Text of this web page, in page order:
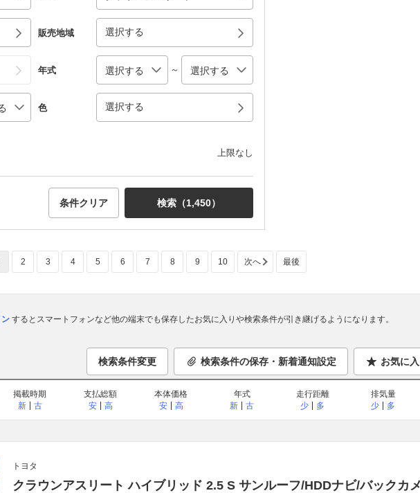
販売地域 選択する
年式 ～
色 選択する
上限なし
条件クリア 検索（1,450）
2 3 4 5 6 7 8 9 10 次へ 最後
するとスマートフォンなど他の端末でも保存したお気に入りや検索条件が引き継げるようになります。
検索条件変更 検索条件の保存・新着通知設定 お気に
掲載時期
新
古
支払総額
安
高
本体価格
安
高
年式
新
古
走行距離
少
多
排気量
少
多
トヨタ
クラウンアスリート ハイブリッド 2.5 S サンルーフ/HDDナビ/バックカ